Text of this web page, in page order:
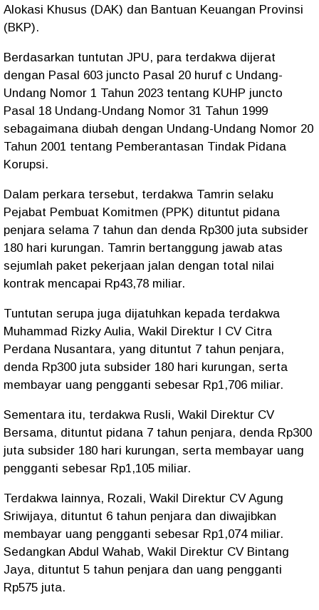
Alokasi Khusus (DAK) dan Bantuan Keuangan Provinsi
(BKP).
Berdasarkan tuntutan JPU, para terdakwa dijerat
dengan Pasal 603 juncto Pasal 20 huruf c Undang-
Undang Nomor 1 Tahun 2023 tentang KUHP juncto
Pasal 18 Undang-Undang Nomor 31 Tahun 1999
sebagaimana diubah dengan Undang-Undang Nomor 20
Tahun 2001 tentang Pemberantasan Tindak Pidana
Korupsi.
Dalam perkara tersebut, terdakwa Tamrin selaku
Pejabat Pembuat Komitmen (PPK) dituntut pidana
penjara selama 7 tahun dan denda Rp300 juta subsider
180 hari kurungan. Tamrin bertanggung jawab atas
sejumlah paket pekerjaan jalan dengan total nilai
kontrak mencapai Rp43,78 miliar.
Tuntutan serupa juga dijatuhkan kepada terdakwa
Muhammad Rizky Aulia, Wakil Direktur I CV Citra
Perdana Nusantara, yang dituntut 7 tahun penjara,
denda Rp300 juta subsider 180 hari kurungan, serta
membayar uang pengganti sebesar Rp1,706 miliar.
Sementara itu, terdakwa Rusli, Wakil Direktur CV
Bersama, dituntut pidana 7 tahun penjara, denda Rp300
juta subsider 180 hari kurungan, serta membayar uang
pengganti sebesar Rp1,105 miliar.
Terdakwa lainnya, Rozali, Wakil Direktur CV Agung
Sriwijaya, dituntut 6 tahun penjara dan diwajibkan
membayar uang pengganti sebesar Rp1,074 miliar.
Sedangkan Abdul Wahab, Wakil Direktur CV Bintang
Jaya, dituntut 5 tahun penjara dan uang pengganti
Rp575 juta.